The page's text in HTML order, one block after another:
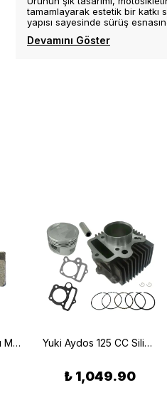
tamamlayarak estetik bir katkı
yapısı sayesinde sürüş
Devamını Göster
SYM Jet 14 125 Yarı Metalik Arka Fren Balatası (17/18) Braking 808SM1 Yuki Aydos 125 CC Silindir Set 54MM 14P
₺ 1,049.90